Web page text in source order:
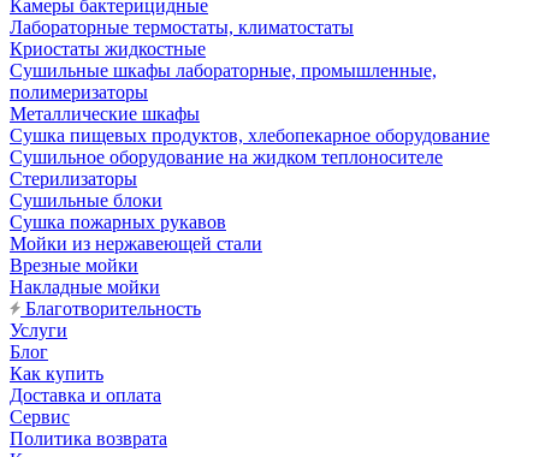
Камеры бактерицидные
Лабораторные термостаты, климатостаты
Криостаты жидкостные
Сушильные шкафы лабораторные, промышленные,
полимеризаторы
Металлические шкафы
Сушка пищевых продуктов, хлебопекарное оборудование
Сушильное оборудование на жидком теплоносителе
Стерилизаторы
Сушильные блоки
Сушка пожарных рукавов
Мойки из нержавеющей стали
Врезные мойки
Накладные мойки
Благотворительность
Услуги
Блог
Как купить
Доставка и оплата
Сервис
Политика возврата